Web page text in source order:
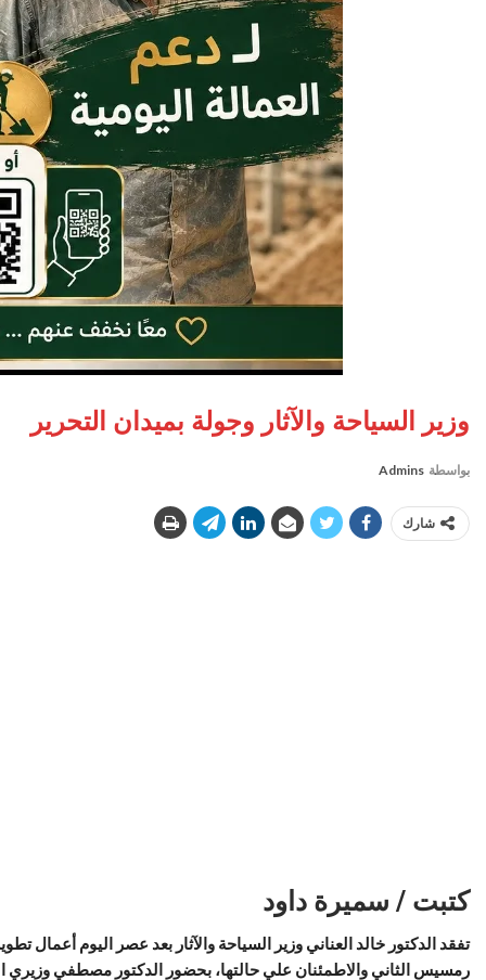
وزير السياحة والآثار وجولة بميدان التحرير
بواسطة Admins
شارك
كتبت / سميرة داود
تفقد الدكتور خالد العناني وزير السياحة والآثار بعد عصر اليوم أعمال
رمسيس الثاني والاطمئنان علي حالتها، بحضور الدكتور مصطفي وزيري